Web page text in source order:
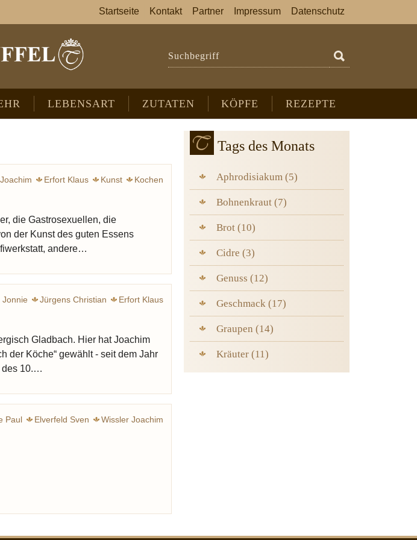
Suchbegriff
LEBENSART ZUTATEN KÖPFE REZEPTE
Startseite Kontakt Partner Impressum Datenschutz
Erfort Klaus Kunst
Kochen
die Gastrosexuellen, die
der Kunst des guten Essens
andere…
Jonnie Jürgens Christian
Erfort Klaus
Gladbach. Hier hat Joachim
der Köche“ gewählt - seit dem Jahr
des 10.…
Paul Elverfeld Sven
Wissler Joachim
Tags des Monats
Aphrodisiakum (5)
Bohnenkraut (7)
Brot (10)
Cidre (3)
Genuss (12)
Geschmack (17)
Graupen (14)
Kräuter (11)